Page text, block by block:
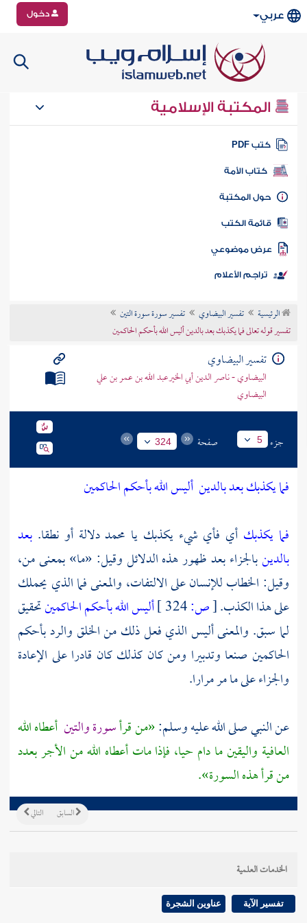
عربي دخول
المكتبة الإسلامية
كتب PDF
كتاب الأمة
المكتبة
الكتب
موضوعي
تراجم الأعلام
الرئيسية تفسير البيضاوي
تفسير سورة سورة التين
تفسير قوله تعالى فما يكذبك بعد بالدين أليس الله بأحكم الحاكمين
تفسير البيضاوي
البيضاوي - ناصر الدين أبي الخيرعبد الله بن عمر بن علي
البيضاوي
جزء 5 صفحة 324
فما يكذبك بعد بالدين أليس الله بأحكم الحاكمين
فما يكذبك أي فأي شيء يكذبك يا محمددلالة أو نطقا. بعد
بالدينبالجزاء بعد ظهور هذه الدلائل وقيل: «ما» بمعنى من،
وقيل: الخطاب للإنسان على الالتفات، والمعنى فما الذي يحملك
على هذا الكذب.[ص: أليس الله بأحكم الحاكمينتحقيق
لما سبق. والمعنى أليس الذي فعل ذلك من الخلق والرد بأحكم
الحاكمين صنعا وتدبيرا ومن كان كذلك كان قادرا على الإعادة
والجزاء على ما مر مرارا.
عن النبي صلى الله عليه وسلم:«من قرأسورة والتين أعطاه الله
العافية واليقين ما دام حيا، فإذا مات أعطاه الله من الأجر بعدد
من قرأ هذه السورة».
التالي السابق
الخدمات العلمية
تفسير الآية عناوين الشجرة